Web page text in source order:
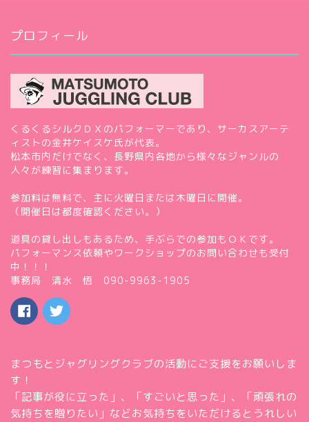
プロフィール
くるくるシルクＤＸのパフォーマーであり、サーカスアーテ
ィストの金井ケイスケ氏が代表。
松本市内だけでなく、長野県内各地から様々なジャンルの
人々が練習に集まります。
参加料は無料で、主に火曜日または木曜日に開催。
（開催日は都度確認ください。）
道具の貸し出しもあるため、手ぶらでの参加もＯＫです。
パフォーマンス依頼やワークショップのお問い合わせも受付
中！！！
事務局 清水 悟 090-9963-1905
まつもとジャグリングクラブの活動にご支援をお願いしま
す！
「記事が役に立った」、「すごいと思った」、「頑張れの
気持ちを贈りたい」などお気持ちをいただけるとうれしい